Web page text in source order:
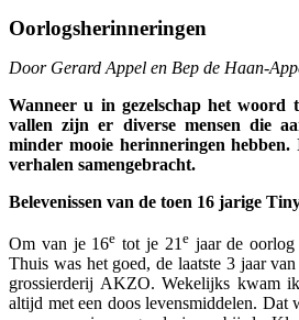
Oorlogsherinneringen
Door Gerard Appel en Bep de Haan-
Wanneer u in gezelschap het woord
vallen zijn er diverse mensen die
minder mooie herinneringen
verhalen samengebracht.
Belevenissen van de toen 16 jarige
Om van je 16e tot je 21 ejaar de oorlog
Thuis was het goed, de laatste 3 jaar
grossierderij AKZO. Wekelijks kwam
altijd met een doos levensmiddelen. Dat